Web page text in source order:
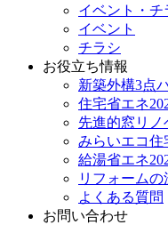
イベント・チ
イベント
チラシ
お役立ち情報
新築外構3点
住宅省エネ
先進的窓リノ
みらいエコ住
給湯省エネ
リフォームの
よくある質問
お問い合わせ